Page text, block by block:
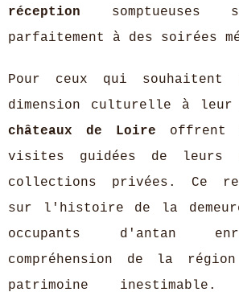
réception somptueuses
parfaitement à des soirées
Pour ceux qui souhaitent
dimension culturelle à
châteaux de Loire offrent
visites guidées de leurs
collections privées. Ce
sur l'histoire de la
occupants d'antan
compréhension de la
patrimoine